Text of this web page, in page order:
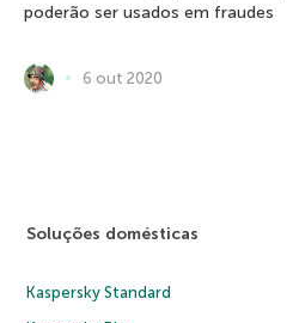
poderão ser usados em fraudes
6 out 2020
Soluções domésticas
Kaspersky Standard